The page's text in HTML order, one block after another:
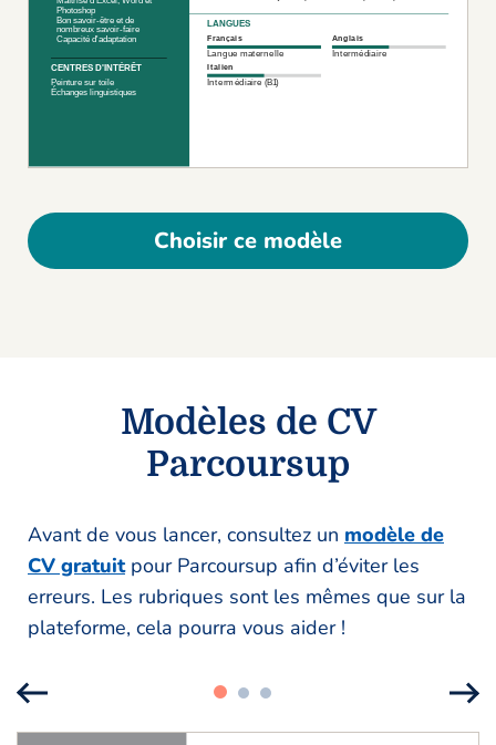
Choisir ce modèle
Modèles de CV
Parcoursup
Avant de vous lancer, consultez un modèle de
CV gratuitpour Parcoursup afin d’éviter les
erreurs. Les rubriques sont les mêmes que sur la
plateforme, cela pourra vous aider !